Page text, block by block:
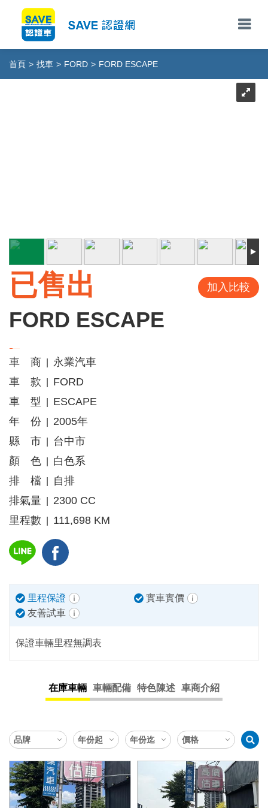
首頁 > 找車 > FORD > FORD ESCAPE
已售出 加入比較
FORD ESCAPE
車 商
永業汽車
車 款
FORD
車 型
ESCAPE
年 份
2005年
縣 市
台中市
顏 色
白色系
排 檔
自排
排氣量
2300 CC
里程數
111,698 KM
里程保證
實車實價
友善試車
保證車輛里程無調表
在庫車輛 車輛配備 特色陳述 車商介紹